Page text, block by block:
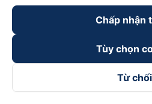
Trở thành đối tác
Đối tác thanh toán
Chấp nhận
Tùy chọn
Từ chối